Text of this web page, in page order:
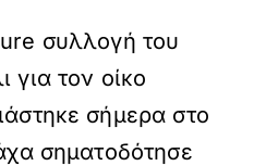
συλλογή του
για τον οίκο
σήμερα στο
σηματοδότησε